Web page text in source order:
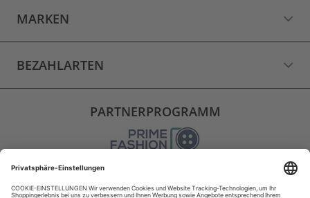
MARKEN
BEZAHLARTEN
PARTNERPROGRAMM